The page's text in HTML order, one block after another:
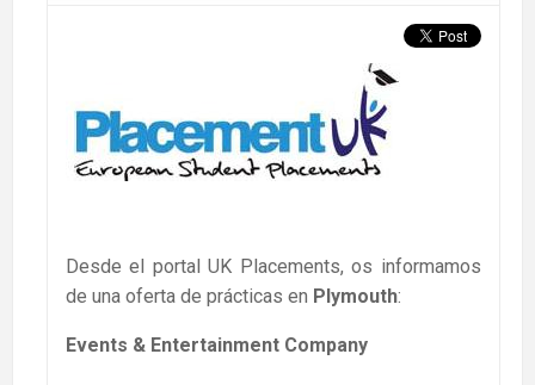
Desde el portal UK Placements, os informamos
de una oferta de prácticas en Plymouth:
Events & Entertainment Company